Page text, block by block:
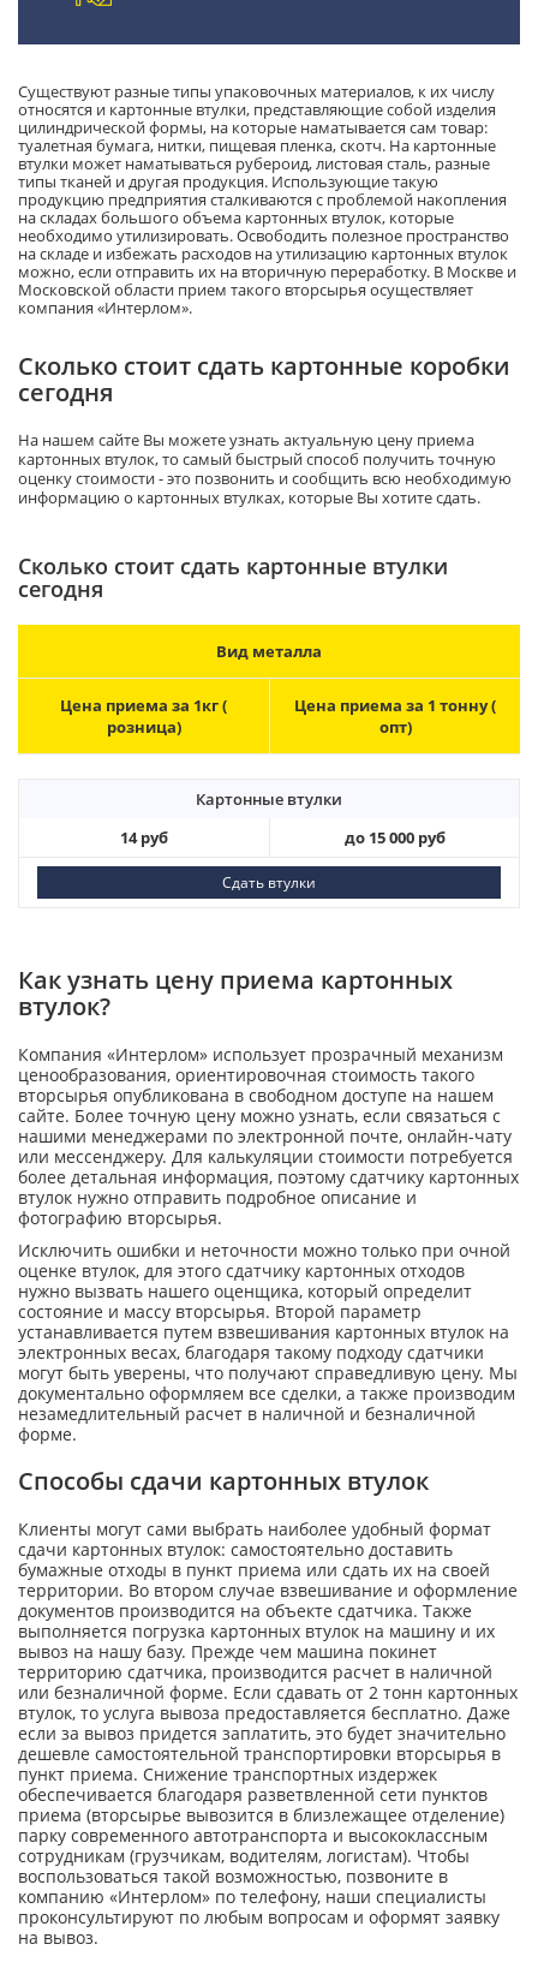
Существуют разные типы упаковочных материалов, к их числу
относятся и картонные втулки, представляющие собой изделия
цилиндрической формы, на которые наматывается сам товар:
туалетная бумага, нитки, пищевая пленка, скотч. На картонные
втулки может наматываться рубероид, листовая сталь, разные
типы тканей и другая продукция. Использующие такую
продукцию предприятия сталкиваются с проблемой накопления
на складах большого объема картонных втулок, которые
необходимо утилизировать. Освободить полезное пространство
на складе и избежать расходов на утилизацию картонных втулок
можно, если отправить их на вторичную переработку. В Москве и
Московской области прием такого вторсырья осуществляет
компания «Интерлом».
Сколько стоит сдать картонные коробки
сегодня
На нашем сайте Вы можете узнать актуальную цену приема
картонных втулок, то самый быстрый способ получить точную
оценку стоимости - это позвонить и сообщить всю необходимую
информацию о картонных втулках, которые Вы хотите сдать.
Сколько стоит сдать картонные втулки
сегодня
Вид металла
Цена приема за 1кг (
розница)
Цена приема за 1 тонну (
опт)
Картонные втулки
14 руб
до 15 000 руб
Сдать втулки
Как узнать цену приема картонных
втулок?
Компания «Интерлом» использует прозрачный механизм
ценообразования, ориентировочная стоимость такого
вторсырья опубликована в свободном доступе на нашем
сайте. Более точную цену можно узнать, если связаться с
нашими менеджерами по электронной почте, онлайн-чату
или мессенджеру. Для калькуляции стоимости потребуется
более детальная информация, поэтому сдатчику картонных
втулок нужно отправить подробное описание и
фотографию вторсырья.
Исключить ошибки и неточности можно только при очной
оценке втулок, для этого сдатчику картонных отходов
нужно вызвать нашего оценщика, который определит
состояние и массу вторсырья. Второй параметр
устанавливается путем взвешивания картонных втулок на
электронных весах, благодаря такому подходу сдатчики
могут быть уверены, что получают справедливую цену. Мы
документально оформляем все сделки, а также производим
незамедлительный расчет в наличной и безналичной
форме.
Способы сдачи картонных втулок
Клиенты могут сами выбрать наиболее удобный формат
сдачи картонных втулок: самостоятельно доставить
бумажные отходы в пункт приема или сдать их на своей
территории. Во втором случае взвешивание и оформление
документов производится на объекте сдатчика. Также
выполняется погрузка картонных втулок на машину и их
вывоз на нашу базу. Прежде чем машина покинет
территорию сдатчика, производится расчет в наличной
или безналичной форме. Если сдавать от 2 тонн картонных
втулок, то услуга вывоза предоставляется бесплатно. Даже
если за вывоз придется заплатить, это будет значительно
дешевле самостоятельной транспортировки вторсырья в
пункт приема. Снижение транспортных издержек
обеспечивается благодаря разветвленной сети пунктов
приема (вторсырье вывозится в близлежащее отделение)
парку современного автотранспорта и высококлассным
сотрудникам (грузчикам, водителям, логистам). Чтобы
воспользоваться такой возможностью, позвоните в
компанию «Интерлом» по телефону, наши специалисты
проконсультируют по любым вопросам и оформят заявку
на вывоз.